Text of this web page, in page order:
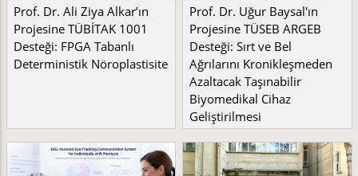
Prof. Dr. Ali Ziya Alkar’ın
Projesine TÜBİTAK 1001
Desteği: FPGA Tabanlı
Deterministik Nöroplastisite
Prof. Dr. Uğur Baysal'ın
Projesine TÜSEB ARGEB
Desteği: Sırt ve Bel
Ağrılarını Kronikleşmeden
Azaltacak Taşınabilir
Biyomedikal Cihaz
Geliştirilmesi